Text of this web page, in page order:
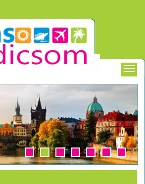
EGZOTIKUS UTAK